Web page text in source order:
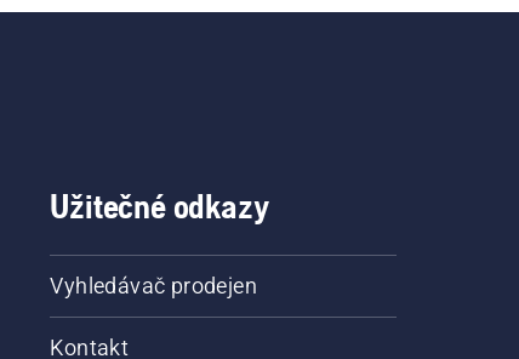
Užitečné odkazy
Vyhledávač prodejen
Kontakt